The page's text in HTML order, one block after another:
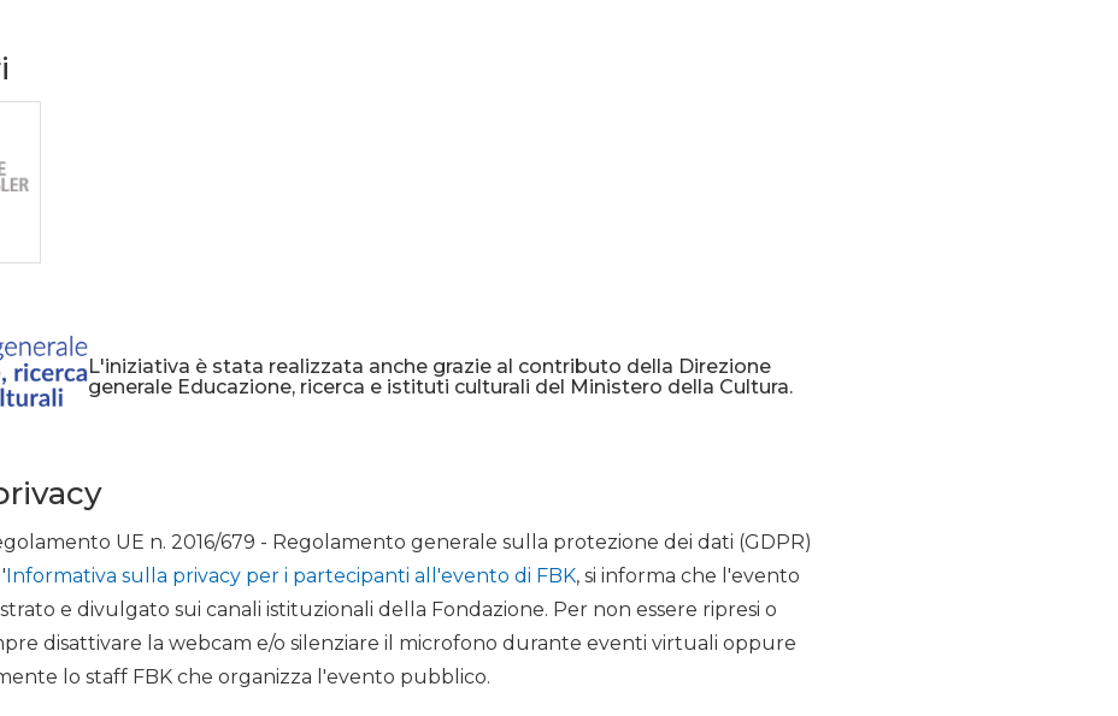
L'iniziativa è stata realizzata anche grazie al contributo della Direzione
generale Educazione, ricerca e istituti culturali del Ministero della Cultura.
UE n. 2016/679 - Regolamento generale sulla protezione dei dati (GDPR)
Informativa sulla privacy per i partecipanti all'evento di FBK, si informa che l'evento
e divulgato sui canali istituzionali della Fondazione. Per non essere ripresi o
disattivare la webcam e/o silenziare il microfono durante eventi virtuali oppure
lo staff FBK che organizza l'evento pubblico.